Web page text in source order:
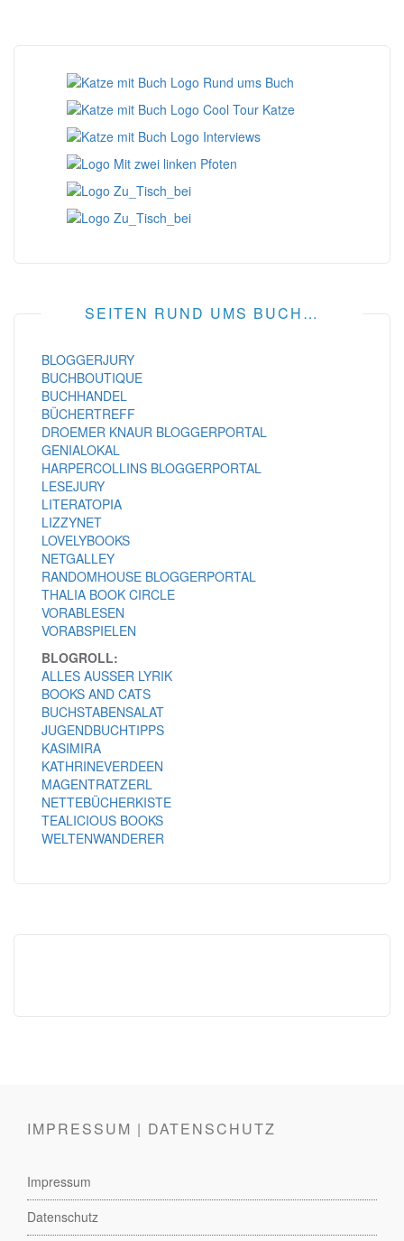
SEITEN RUND UMS BUCH…
BLOGGERJURY
BUCHBOUTIQUE
BUCHHANDEL
BÜCHERTREFF
DROEMER KNAUR BLOGGERPORTAL
GENIALOKAL
HARPERCOLLINS BLOGGERPORTAL
LESEJURY
LITERATOPIA
LIZZYNET
LOVELYBOOKS
NETGALLEY
RANDOMHOUSE BLOGGERPORTAL
THALIA BOOK CIRCLE
VORABLESEN
VORABSPIELEN
BLOGROLL:
ALLES AUSSER LYRIK
BOOKS AND CATS
BUCHSTABENSALAT
JUGENDBUCHTIPPS
KASIMIRA
KATHRINEVERDEEN
MAGENTRATZERL
NETTEBÜCHERKISTE
TEALICIOUS BOOKS
WELTENWANDERER
IMPRESSUM | DATENSCHUTZ
Impressum
Datenschutz